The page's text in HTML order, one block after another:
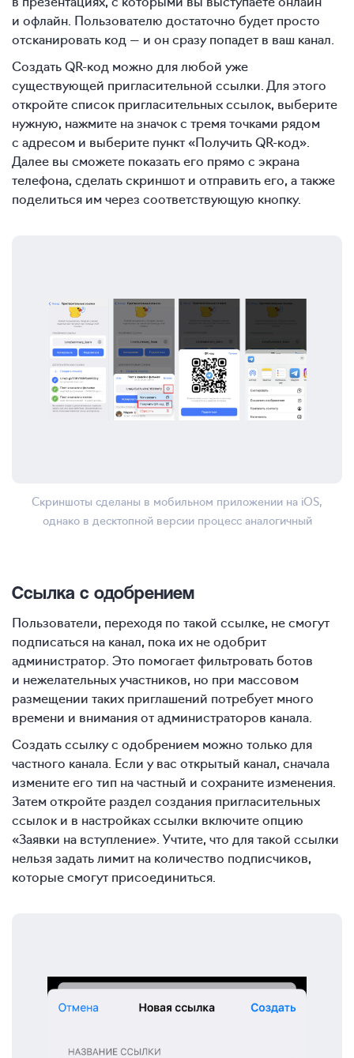
и офлайн. Пользователю достаточно будет просто
отсканировать код — и он сразу попадет в ваш канал.
Создать QR-код можно для любой уже
существующей пригласительной ссылки. Для этого
откройте список пригласительных ссылок, выберите
нужную, нажмите на значок с тремя точками рядом
с адресом и выберите пункт «Получить QR-код».
Далее вы сможете показать его прямо с экрана
телефона, сделать скриншот и отправить его, а также
поделиться им через соответствующую кнопку.
Скриншоты сделаны в мобильном приложении на iOS,
однако в десктопной версии процесс аналогичный
Ссылка с одобрением
Пользователи, переходя по такой ссылке, не смогут
подписаться на канал, пока их не одобрит
администратор. Это помогает фильтровать ботов
и нежелательных участников, но при массовом
размещении таких приглашений потребует много
времени и внимания от администраторов канала.
Создать ссылку с одобрением можно только для
частного канала. Если у вас открытый канал, сначала
измените его тип на частный и сохраните изменения.
Затем откройте раздел создания пригласительных
ссылок и в настройках ссылки включите опцию
«Заявки на вступление». Учтите, что для такой ссылки
нельзя задать лимит на количество подписчиков,
которые смогут присоединиться.